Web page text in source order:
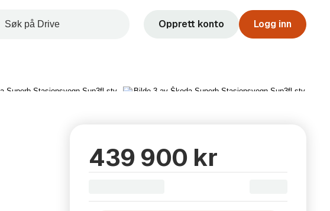
Opprett konto Logg inn
439 900 kr